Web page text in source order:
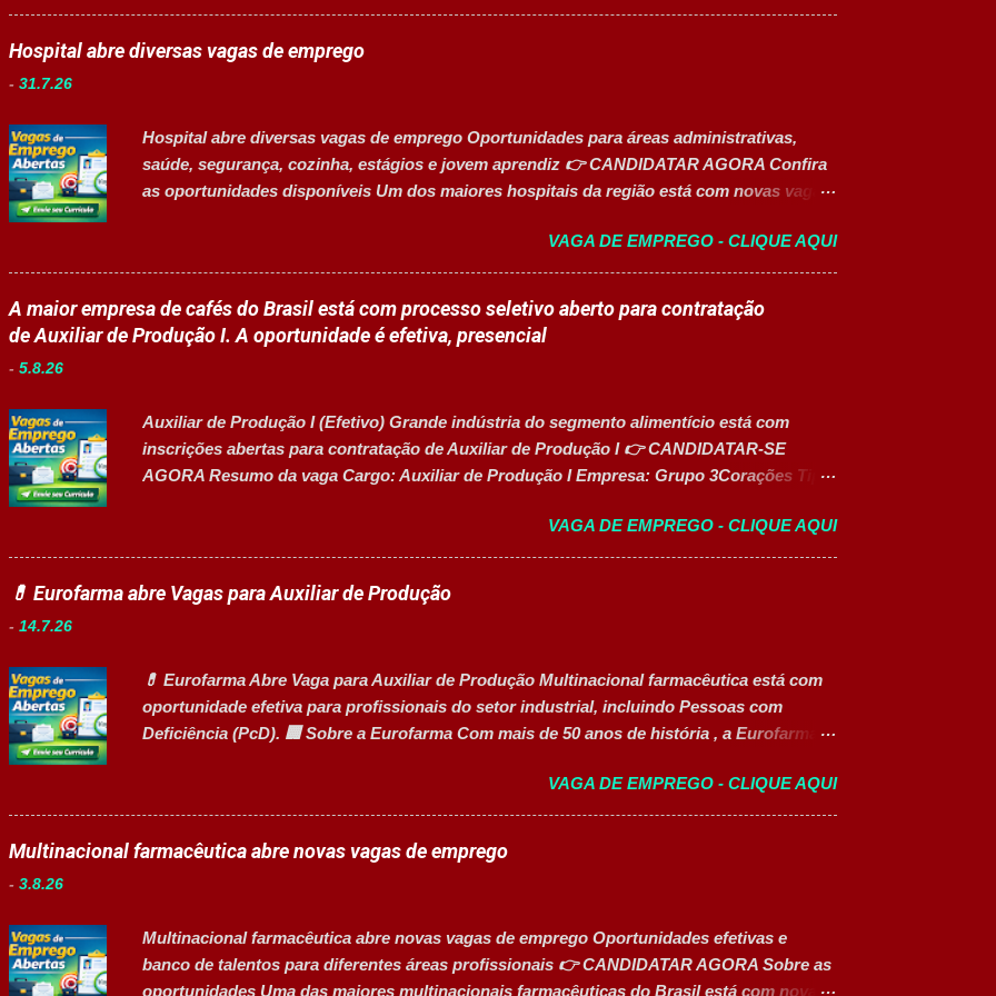
Inscrições até: 11 de agosto de 2026 Vaga inclusiva para Pessoas com Deficiência (PcD).
Principais atividades Apoiar professores durante atividades pedagógicas. Auxiliar
estudantes em projetos educacionais. Dar suporte em atividades recreativas e lúdicas.
contratos quando designado pela liderança. Apoiar diversas ações educacionais
desenvolv...
Hospital abre diversas vagas de emprego
- 31.7.26
Hospital abre diversas vagas de emprego Oportunidades para áreas administrativas,
saúde, segurança, cozinha, estágios e jovem aprendiz 👉 CANDIDATAR AGORA Confira
as oportunidades disponíveis Um dos maiores hospitais da região está com novas vagas
profissionais de diversos níveis de escolaridade, além de vagas para estágio, jovem
aprendiz e pessoas com deficiência (PcD). As vagas oferecem oportunidades de
desenvolvimento profissional em um ambiente hospitalar estruturado, com atuação em
áreas administrativas, assistenciais, operacionais e de apoio. Vagas abertas Auxiliar de
Cozinha Técnico de Enfermagem Enfermeiro Vigia (Modalidade Intermitente) Assistente
Estagiário Técnico ...
VAGA DE EMPREGO - CLIQUE AQUI
A maior empresa de cafés do Brasil está com processo seletivo aberto para contratação
de Auxiliar de Produção I. A oportunidade é efetiva, presencial
- 5.8.26
Auxiliar de Produção I (Efetivo) Grande indústria do segmento alimentício está com
inscrições abertas para contratação de Auxiliar de Produção I 👉 CANDIDATAR-SE
AGORA Resumo da vaga Cargo: Auxiliar de Produção I Empresa: Grupo 3Corações Tipo
de 2026 Acessibilidade: Vaga inclusiva para Pessoas com Deficiência (PcD) Principais
atividades Preparar e abastecer materiais para as linhas de produção. Separar produtos e
insumos utilizados na fabricação. Realizar paletização dos produtos acabados. Organizar
e manter o ambiente de trabalho limpo. Auxiliar operadores nas atividades produtivas.
Requisitos Ensino Médio completo. Disponibilidade para trab...
VAGA DE EMPREGO - CLIQUE AQUI
💊 Eurofarma abre Vagas para Auxiliar de Produção
- 14.7.26
💊 Eurofarma Abre Vaga para Auxiliar de Produção Multinacional farmacêutica está com
oportunidade efetiva para profissionais do setor industrial, incluindo Pessoas com
Deficiência (PcD). 🏢 Sobre a Eurofarma Com mais de 50 anos de história , a Eurofarma é
qualidade e compromisso com o acesso à saúde. A empresa conta com mais de 11 mil
colaboradores e figura entre as melhores empresas para trabalhar, oferecendo
oportunidades de crescimento, desenvolvimento profissional e um ambiente voltado para
diversidade e inclusão. 👉 CANDIDATAR-SE AGORA 📋 Principais Atividades ✅ Auxiliar
produção; ✅ Auxiliar no setup e abastecimento das linhas produtivas; ✅ Conferir
materiais recebidos e realizar devoluções quand...
VAGA DE EMPREGO - CLIQUE AQUI
Multinacional farmacêutica abre novas vagas de emprego
- 3.8.26
Multinacional farmacêutica abre novas vagas de emprego Oportunidades efetivas e
banco de talentos para diferentes áreas profissionais 👉 CANDIDATAR AGORA Sobre as
oportunidades Uma das maiores multinacionais farmacêuticas do Brasil está com novas